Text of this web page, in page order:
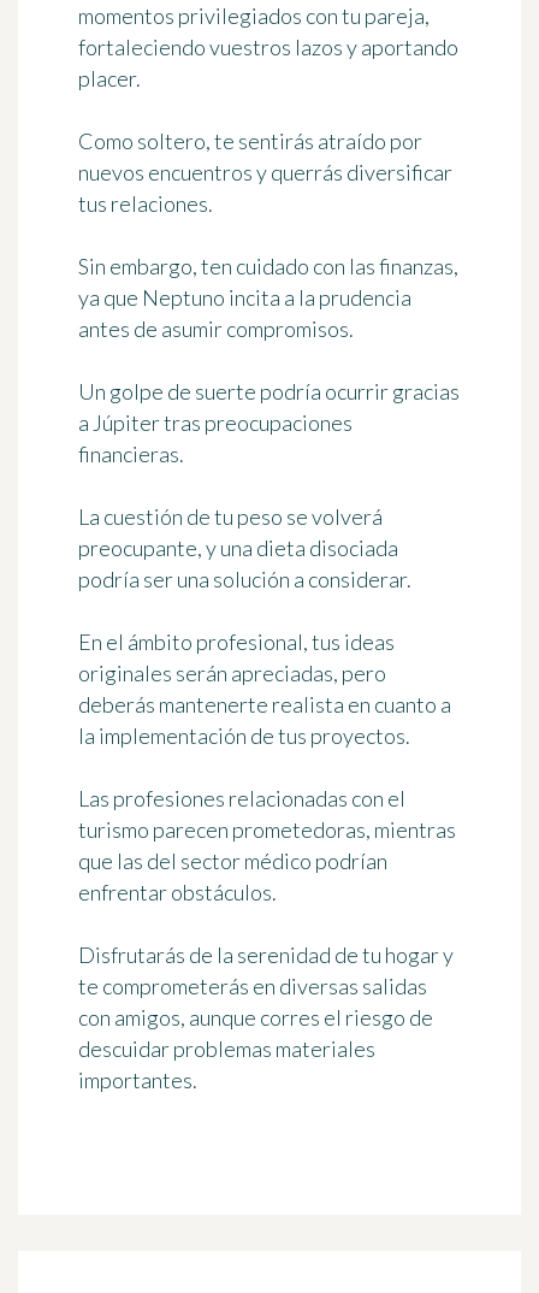
momentos privilegiados con tu pareja,
fortaleciendo vuestros lazos y aportando
placer.
Como soltero, te sentirás atraído por
nuevos encuentros y querrás diversificar
tus relaciones.
Sin embargo, ten cuidado con las finanzas,
ya que Neptuno incita a la prudencia
antes de asumir compromisos.
Un golpe de suerte podría ocurrir gracias
a Júpiter tras preocupaciones
financieras.
La cuestión de tu peso se volverá
preocupante, y una dieta disociada
podría ser una solución a considerar.
En el ámbito profesional, tus ideas
originales serán apreciadas, pero
deberás mantenerte realista en cuanto a
la implementación de tus proyectos.
Las profesiones relacionadas con el
turismo parecen prometedoras, mientras
que las del sector médico podrían
enfrentar obstáculos.
Disfrutarás de la serenidad de tu hogar y
te comprometerás en diversas salidas
con amigos, aunque corres el riesgo de
descuidar problemas materiales
importantes.